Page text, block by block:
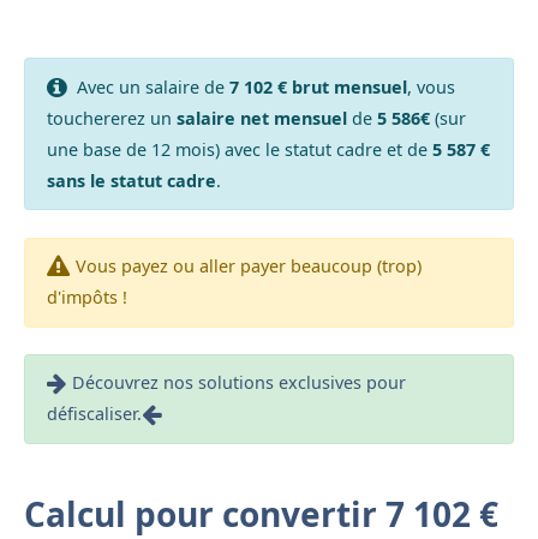
Avec un salaire de 7 102 € brut mensuel, vous
touchererez un salaire net mensuelde 5 586€(sur
une base de 12 mois) avec le statut cadre et de 5 587 €
sans le statut cadre.
Vous payez ou aller payer beaucoup (trop)
d'impôts !
Découvrez nos solutions exclusives pour
défiscaliser.
Calcul pour convertir 7 102 €